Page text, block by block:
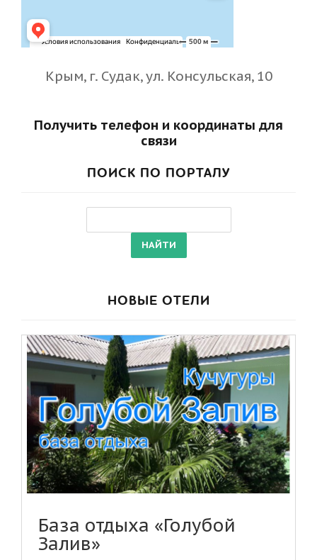
Крым, г. Судак, ул. Консульская, 10
Получить телефон и координаты для
связи
ПОИСК ПО ПОРТАЛУ
НОВЫЕ ОТЕЛИ
База отдыха «Голубой
Залив»